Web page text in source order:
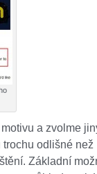
a zvolme
odlišné než
Základní